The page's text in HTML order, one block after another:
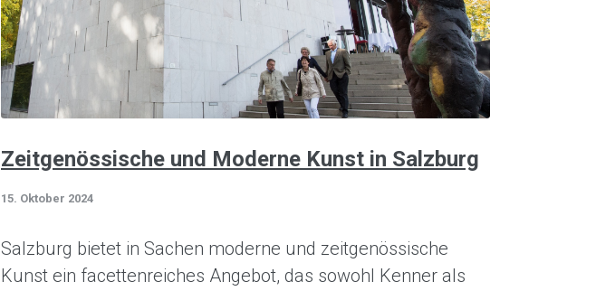
Zeitgenössische und Moderne Kunst in Salzburg
15. Oktober 2024
Salzburg bietet in Sachen moderne und zeitgenössische
Kunst ein facettenreiches Angebot, das sowohl Kenner als